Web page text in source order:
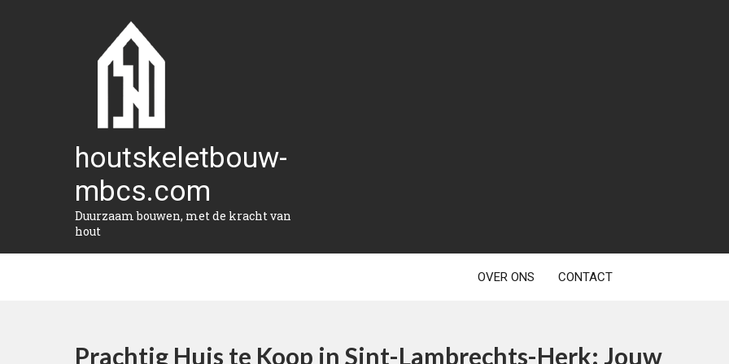
houtskeletbouw-
mbcs.com
Duurzaam bouwen, met de kracht van
hout
OVER ONS CONTACT
Prachtig Huis te Koop in Sint-Lambrechts-Herk: Jouw